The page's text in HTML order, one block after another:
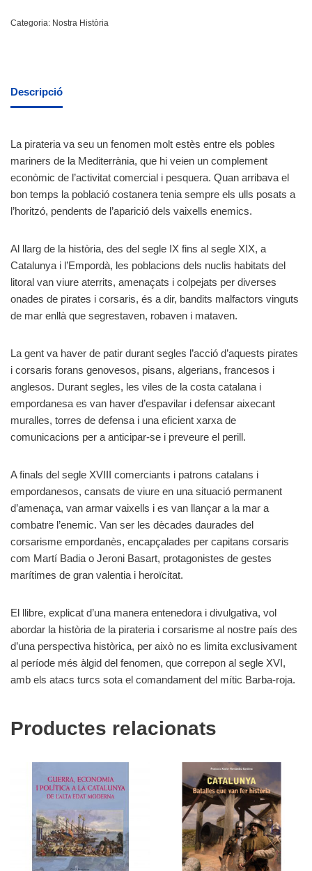
Categoria: Nostra Història
Descripció
La pirateria va seu un fenomen molt estès entre els pobles
mariners de la Mediterrània, que hi veien un complement
econòmic de l’activitat comercial i pesquera. Quan arribava el
bon temps la població costanera tenia sempre els ulls posats a
l’horitzó, pendents de l’aparició dels vaixells enemics.
Al llarg de la història, des del segle IX fins al segle XIX, a
Catalunya i l’Empordà, les poblacions dels nuclis habitats del
litoral van viure aterrits, amenaçats i colpejats per diverses
onades de pirates i corsaris, és a dir, bandits malfactors vinguts
de mar enllà que segrestaven, robaven i mataven.
La gent va haver de patir durant segles l’acció d’aquests pirates
i corsaris forans genovesos, pisans, algerians, francesos i
anglesos. Durant segles, les viles de la costa catalana i
empordanesa es van haver d’espavilar i defensar aixecant
muralles, torres de defensa i una eficient xarxa de
comunicacions per a anticipar-se i preveure el perill.
A finals del segle XVIII comerciants i patrons catalans i
empordanesos, cansats de viure en una situació permanent
d’amenaça, van armar vaixells i es van llançar a la mar a
combatre l’enemic. Van ser les dècades daurades del
corsarisme empordanès, encapçalades per capitans corsaris
com Martí Badia o Jeroni Basart, protagonistes de gestes
marítimes de gran valentia i heroïcitat.
El llibre, explicat d’una manera entenedora i divulgativa, vol
abordar la història de la pirateria i corsarisme al nostre país des
d’una perspectiva històrica, per això no es limita exclusivament
al període més àlgid del fenomen, que correpon al segle XVI,
amb els atacs turcs sota el comandament del mític Barba-roja.
Productes relacionats